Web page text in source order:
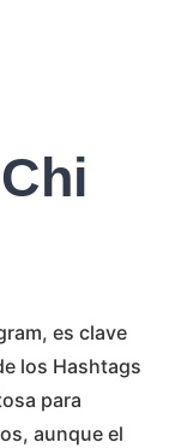
es clave
los Hashtags
para
aunque el